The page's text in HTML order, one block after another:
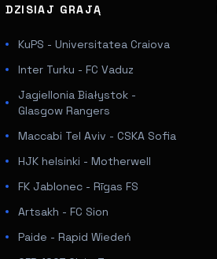
DZISIAJ GRAJĄ
KuPS - Universitatea Craiova
Inter Turku - FC Vaduz
Jagiellonia Białystok -
Glasgow Rangers
Maccabi Tel Aviv - CSKA Sofia
HJK helsinki - Motherwell
FK Jablonec - Rīgas FS
Artsakh - FC Sion
Paide - Rapid Wiedeń